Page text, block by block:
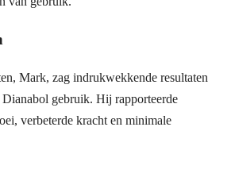
Mark, zag indrukwekkende resultaten
Dianabol gebruik. Hij rapporteerde
verbeterde kracht en minimale